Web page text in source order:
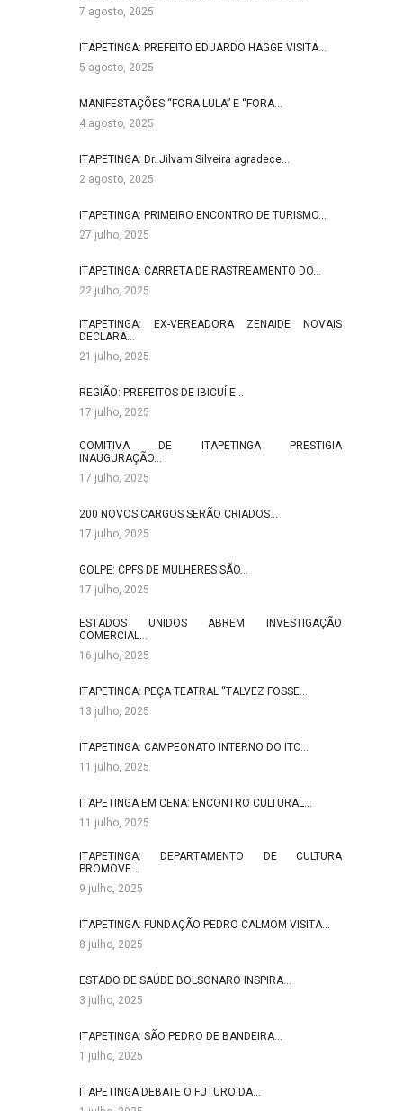
7 agosto, 2025
ITAPETINGA: PREFEITO EDUARDO HAGGE VISITA…
5 agosto, 2025
MANIFESTAÇÕES “FORA LULA” E “FORA…
4 agosto, 2025
ITAPETINGA: Dr. Jilvam Silveira agradece…
2 agosto, 2025
ITAPETINGA: PRIMEIRO ENCONTRO DE TURISMO…
27 julho, 2025
ITAPETINGA: CARRETA DE RASTREAMENTO DO…
22 julho, 2025
ITAPETINGA: EX-VEREADORA ZENAIDE NOVAIS
DECLARA…
21 julho, 2025
REGIÃO: PREFEITOS DE IBICUÍ E…
17 julho, 2025
COMITIVA DE ITAPETINGA PRESTIGIA
INAUGURAÇÃO…
17 julho, 2025
200 NOVOS CARGOS SERÃO CRIADOS…
17 julho, 2025
GOLPE: CPFS DE MULHERES SÃO…
17 julho, 2025
ESTADOS UNIDOS ABREM INVESTIGAÇÃO
COMERCIAL…
16 julho, 2025
ITAPETINGA: PEÇA TEATRAL “TALVEZ FOSSE…
13 julho, 2025
ITAPETINGA: CAMPEONATO INTERNO DO ITC…
11 julho, 2025
ITAPETINGA EM CENA: ENCONTRO CULTURAL…
11 julho, 2025
ITAPETINGA: DEPARTAMENTO DE CULTURA
PROMOVE…
9 julho, 2025
ITAPETINGA: FUNDAÇÃO PEDRO CALMOM VISITA…
8 julho, 2025
ESTADO DE SAÚDE BOLSONARO INSPIRA…
3 julho, 2025
ITAPETINGA: SÃO PEDRO DE BANDEIRA…
1 julho, 2025
ITAPETINGA DEBATE O FUTURO DA…